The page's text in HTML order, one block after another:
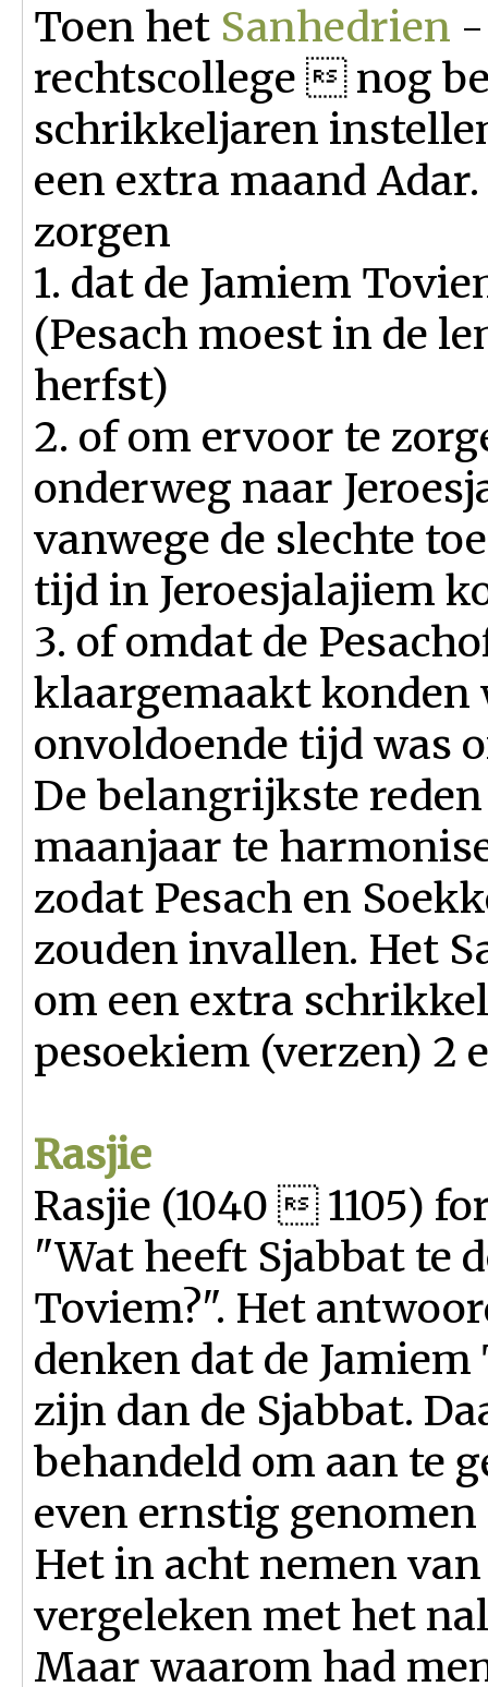
Toen het Sanhedrien
rechtscollege  nog
schrikkeljaren
een extra maand
zorgen
1. dat de Jamiem
(Pesach moest in de
herfst)
2. of om ervoor te
onderweg naar
vanwege de slechte
tijd in Jeroesjalajiem
3. of omdat de
klaargemaakt konden
onvoldoende tijd was
De belangrijkste
maanjaar te
zodat Pesach en
zouden invallen. Het
om een extra
pesoekiem (verzen) 2
Rasjie
Rasjie (1040  1105)
"Wat heeft Sjabbat te
Toviem?". Het
denken dat de
zijn dan de Sjabbat.
behandeld om aan te
even ernstig
Het in acht nemen
vergeleken met het
Maar waarom had